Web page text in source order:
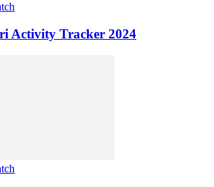
Activity Tracker 2024